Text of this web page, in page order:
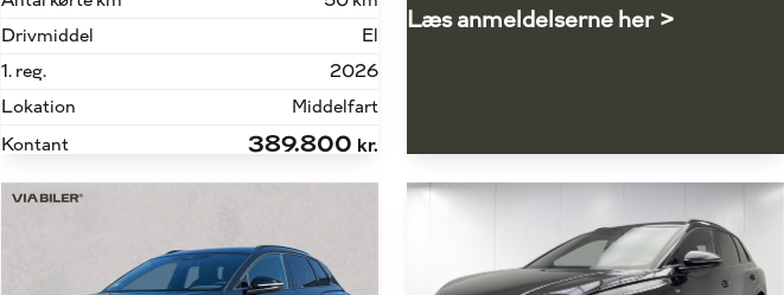
Drivmiddel
El
1. reg.
2026
Lokation
Middelfart
Kontant
389.800 kr.
Læs anmeldelserne her >